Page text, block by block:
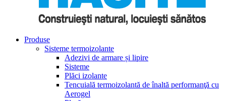
Produse
Sisteme termoizolante
Adezivi de armare și lipire
Sisteme
Plăci izolante
Tencuială termoizolantă de înaltă performanţă cu
Aerogel